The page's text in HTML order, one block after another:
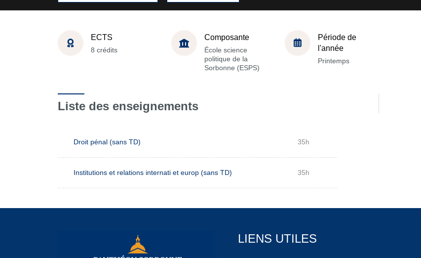
ECTS
8 crédits
Composante
École science
politique de la
Sorbonne (ESPS)
Période de
l'année
Printemps
Liste des enseignements
Droit pénal (sans TD) 35h
Institutions et relations internati et europ (sans TD) 35h
LIENS UTILES